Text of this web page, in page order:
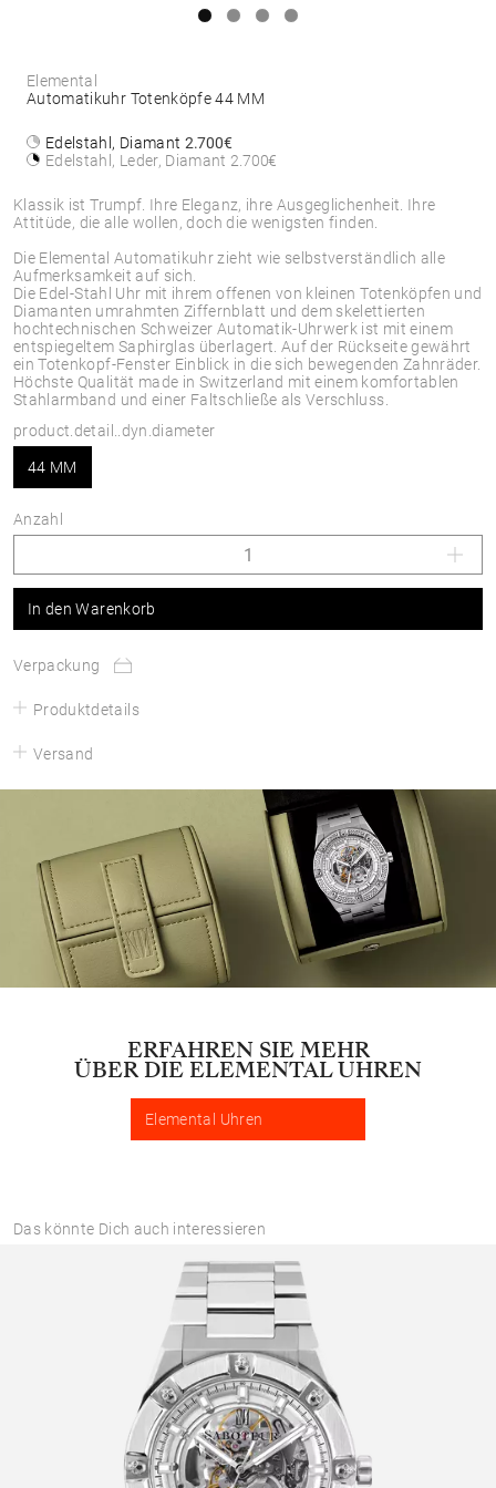
Klassik ist Trumpf. Ihre Eleganz, ihre Ausgeglichenheit. Ihre
Attitüde, die alle wollen, doch die wenigsten finden.
Die Elemental Automatikuhr zieht wie selbstverständlich alle
Aufmerksamkeit auf sich.
Die Edel-Stahl Uhr mit ihrem offenen von kleinen Totenköpfen und
Diamanten umrahmten Ziffernblatt und dem skelettierten
hochtechnischen Schweizer Automatik-Uhrwerk ist mit einem
entspiegeltem Saphirglas überlagert. Auf der Rückseite gewährt
ein Totenkopf-Fenster Einblick in die sich bewegenden Zahnräder.
Höchste Qualität made in Switzerland mit einem komfortablen
Stahlarmband und einer Faltschließe als Verschluss.
Elemental
Automatikuhr Totenköpfe 44 MM
Edelstahl, Diamant 2.700€
Edelstahl, Leder, Diamant 2.700€
product.detail..dyn.diameter
44 MM
Anzahl
In den Warenkorb
Verpackung
Produktdetails
Versand
ERFAHREN SIE MEHR
ÜBER DIE ELEMENTAL UHREN
Elemental Uhren
Das könnte Dich auch interessieren